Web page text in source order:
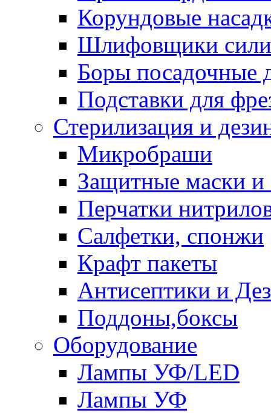
Корундовые
Шлифовщики
Боры посадочные
Подставки для
Стерилизация и
Микробраши
Защитные маски и
Перчатки
Салфетки, спонжи
Крафт пакеты
Антисептики и
Поддоны,боксы
Оборудование
Лампы УФ/LED
Лампы УФ